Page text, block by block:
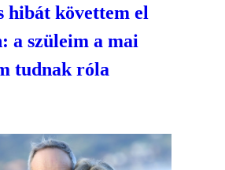
hibát követtem el
a szüleim a mai
tudnak róla